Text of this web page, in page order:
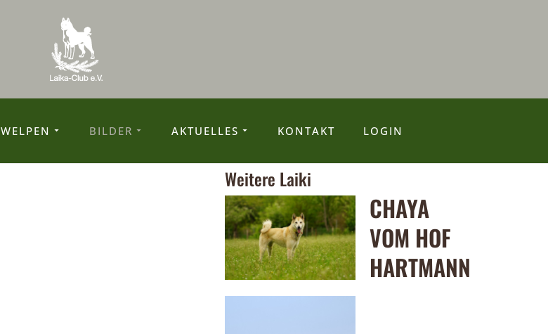
WELPEN BILDER AKTUELLES KONTAKT LOGIN
Weitere Laiki
CHAYA
VOM HOF
HARTMANN